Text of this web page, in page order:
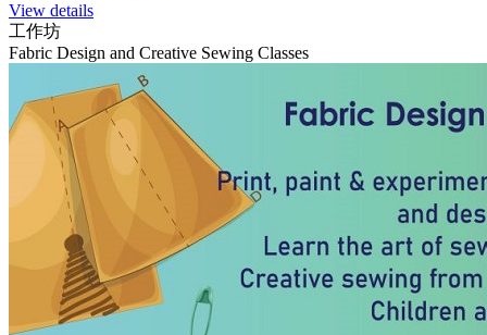
View details
工作坊
Fabric Design and Creative Sewing Classes